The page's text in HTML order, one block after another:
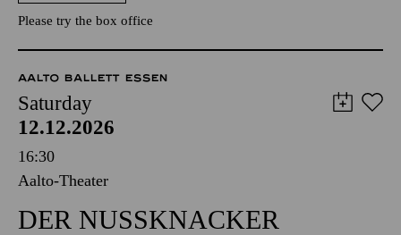
Please try the box office
AALTO BALLETT ESSEN
Saturday
12.12.2026
16:30
Aalto-Theater
DER NUSSKNACKER